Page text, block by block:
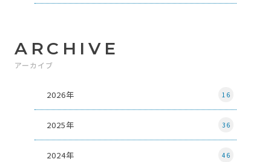
ARCHIVE
アーカイブ
2026年 16
2025年 36
2024年 46